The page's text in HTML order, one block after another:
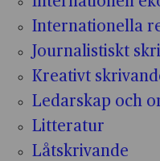
Internationella
Journalistiskt
Kreativt
Ledarskap och
Litteratur
Låtskrivande